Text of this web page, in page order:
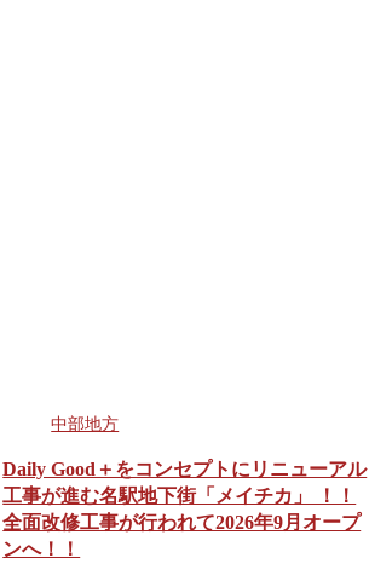
中部地方
Daily Good＋をコンセプトにリニューアル
工事が進む名駅地下街「メイチカ」 ！！
全面改修工事が行われて2026年9月オープ
ンへ！！